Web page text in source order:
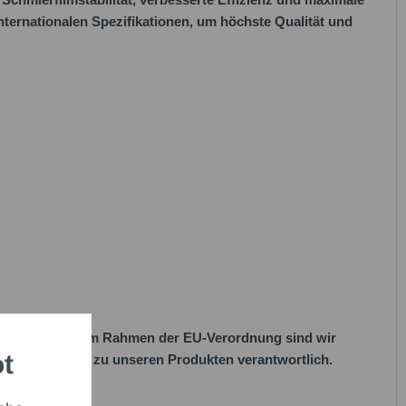
Spezifikationen, um höchste Qualität und
Vorgaben. Im Rahmen der EU-Verordnung sind wir
Vorschriften zu unseren Produkten verantwortlich.